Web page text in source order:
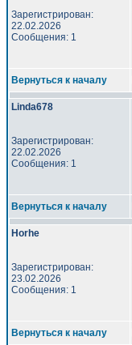
Зарегистрирован:
22.02.2026
Сообщения: 1
Вернуться к началу
Linda678
Зарегистрирован:
22.02.2026
Сообщения: 1
Вернуться к началу
Horhe
Зарегистрирован:
23.02.2026
Сообщения: 1
Вернуться к началу